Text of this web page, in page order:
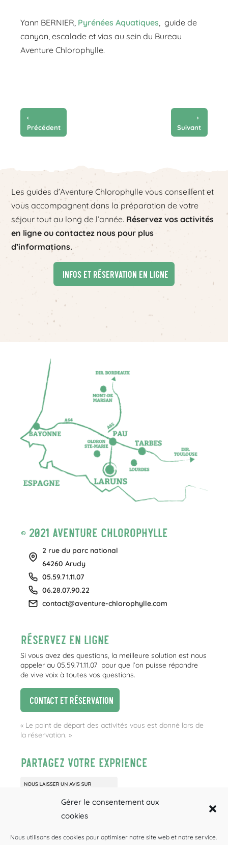
Gérer le consentement aux
cookies
Nous utilisons des cookies pour optimiser notre site web et notre service.
Yann BERNIER, Pyrénées Aquatiques, guide de
canyon, escalade et vias au sein du Bureau
Aventure Chlorophylle.
‹
Précédent
Suivant
›
Les guides d’Aventure Chlorophylle vous conseillent et
vous accompagnent dans la préparation de votre
séjour tout au long de l’année. Réservez vos activités
en ligne ou contactez nous pour plus
d’informations.
Infos et réservation en ligne
© 2021 Aventure Chlorophylle
2 rue du parc national
64260 Arudy
05.59.71.11.07
06.28.07.90.22
contact@aventure-chlorophylle.com
Réservez en ligne
Si vous avez des questions, la meilleure solution est nous
appeler au 05.59.71.11.07 pour que l’on puisse répondre
de vive voix à toutes vos questions.
Contact et réservation
« Le point de départ des activités vous est donné lors de
la réservation. »
Partagez votre exprience